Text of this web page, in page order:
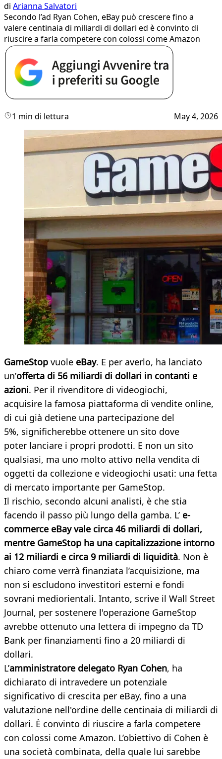
di Arianna Salvatori
Secondo l’ad Ryan Cohen, eBay può crescere fino a
valere centinaia di miliardi di dollari ed è convinto di
riuscire a farla competere con colossi come Amazon
1 min di lettura May 4, 2026
GameStop vuole eBay. E per averlo, ha lanciato
un’offerta di 56 miliardi di dollari in contanti e
azioni. Per il rivenditore di videogiochi,
acquisire la famosa piattaforma di vendite online,
di cui già detiene una partecipazione del
5%, significherebbe ottenere un sito dove
poter lanciare i propri prodotti. E non un sito
qualsiasi, ma uno molto attivo nella vendita di
oggetti da collezione e videogiochi usati: una fetta
di mercato importante per GameStop.
Il rischio, secondo alcuni analisti, è che stia
facendo il passo più lungo della gamba. L’ e-
commerce eBay vale circa 46 miliardi di dollari,
mentre GameStop ha una capitalizzazione intorno
ai 12 miliardi e circa 9 miliardi di liquidità. Non è
chiaro come verrà finanziata l’acquisizione, ma
non si escludono investitori esterni e fondi
sovrani mediorientali. Intanto, scrive il Wall Street
Journal, per sostenere l'operazione GameStop
avrebbe ottenuto una lettera di impegno da TD
Bank per finanziamenti fino a 20 miliardi di
dollari.
L’amministratore delegato Ryan Cohen, ha
dichiarato di intravedere un potenziale
significativo di crescita per eBay, fino a una
valutazione nell'ordine delle centinaia di miliardi di
dollari. È convinto di riuscire a farla competere
con colossi come Amazon. L’obiettivo di Cohen è
una società combinata, della quale lui sarebbe